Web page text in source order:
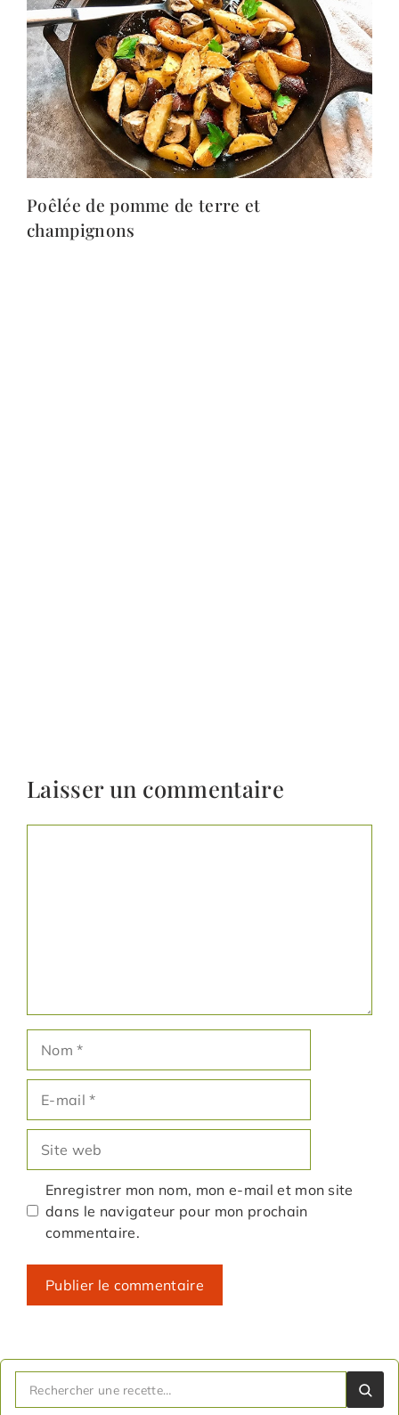
Poêlée de pomme de terre et
champignons
Laisser un commentaire
mail
web
Enregistrer mon nom, mon e-mail et mon site
dans le navigateur pour mon prochain
commentaire.